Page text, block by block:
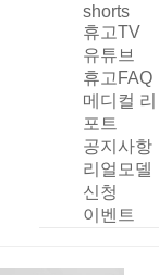
shorts
휴고TV
유튜브
휴고FAQ
메디컬 리
포트
공지사항
리얼모델
신청
이벤트